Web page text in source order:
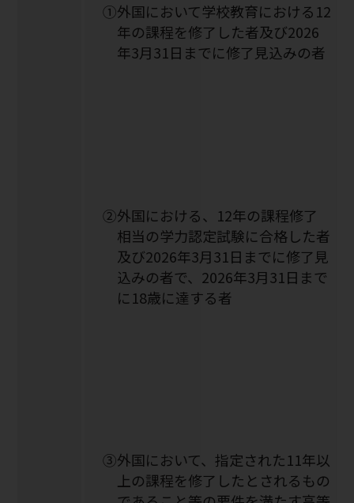
①外国において学校教育における12
年の課程を修了した者及び2026
年3月31日までに修了見込みの者
➁外国における、12年の課程修了
相当の学力認定試験に合格した者
及び2026年3月31日までに修了見
込みの者で、2026年3月31日まで
に18歳に達する者
③外国において、指定された11年以
上の課程を修了したとされるもの